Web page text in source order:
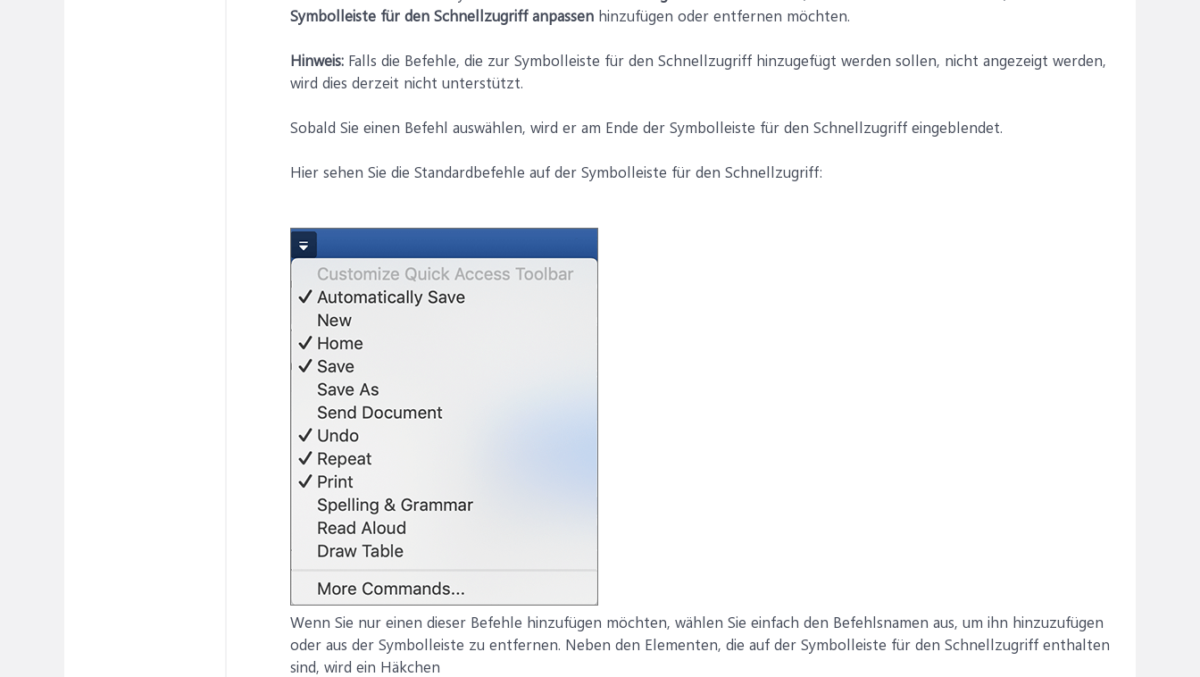
Symbolleiste für den Schnellzugriff anpassen hinzufügen oder entfernen möchten.
Hinweis: Falls die Befehle, die zur Symbolleiste für den Schnellzugriff hinzugefügt werden sollen, nicht angezeigt werden,
wird dies derzeit nicht unterstützt.
Sobald Sie einen Befehl auswählen, wird er am Ende der Symbolleiste für den Schnellzugriff eingeblendet.
Hier sehen Sie die Standardbefehle auf der Symbolleiste für den Schnellzugriff:
Wenn Sie nur einen dieser Befehle hinzufügen möchten, wählen Sie einfach den Befehlsnamen aus, um ihn hinzuzufügen
oder aus der Symbolleiste zu entfernen. Neben den Elementen, die auf der Symbolleiste für den Schnellzugriff enthalten
sind, wird ein Häkchen